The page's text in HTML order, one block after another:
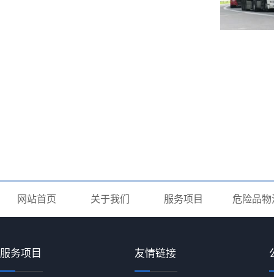
网站首页 关于我们 服务项目 危险品物
服务项目 友情链接